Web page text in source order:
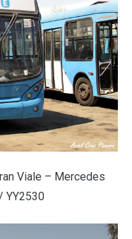
Viale – Mercedes
YY2530